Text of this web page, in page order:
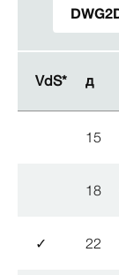
VdS* д
VdS* д
15
18
✓ 22